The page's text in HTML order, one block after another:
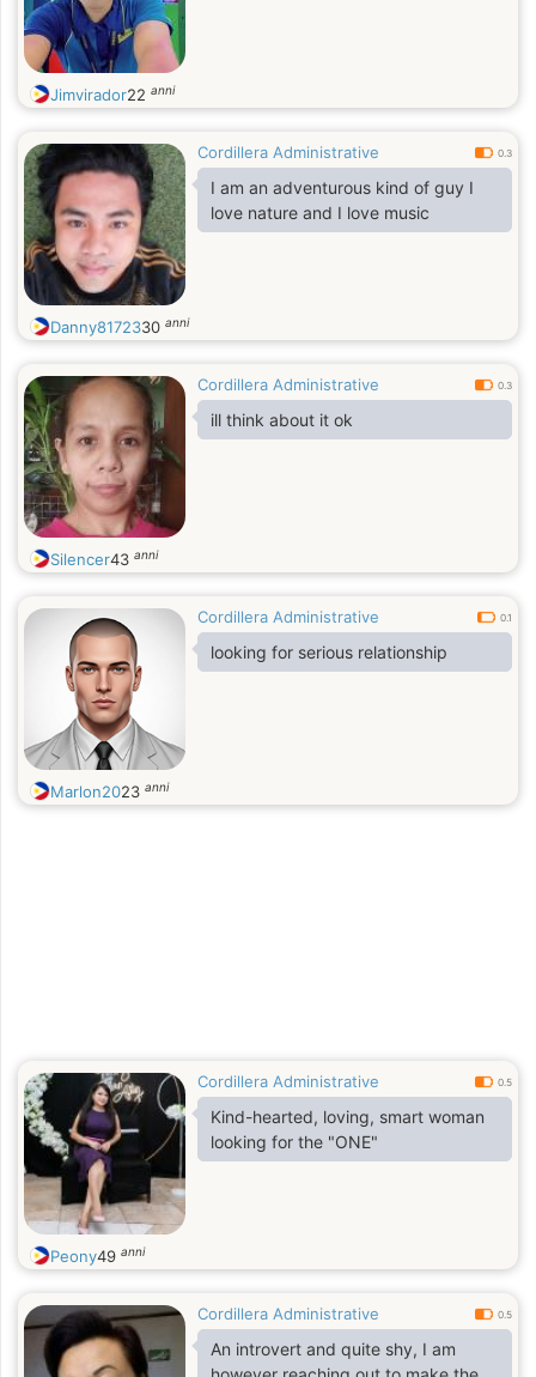
Jimvirador22 anni
Cordillera Administrative 0.3
I am an adventurous kind of guy I
love nature and I love music
Danny8172330 anni
Cordillera Administrative 0.3
ill think about it ok
Silencer43 anni
Cordillera Administrative 0.1
looking for serious relationship
Marlon2023 anni
Cordillera Administrative 0.5
Kind-hearted, loving, smart woman
looking for the "ONE"
Peony49 anni
Cordillera Administrative 0.5
An introvert and quite shy, I am